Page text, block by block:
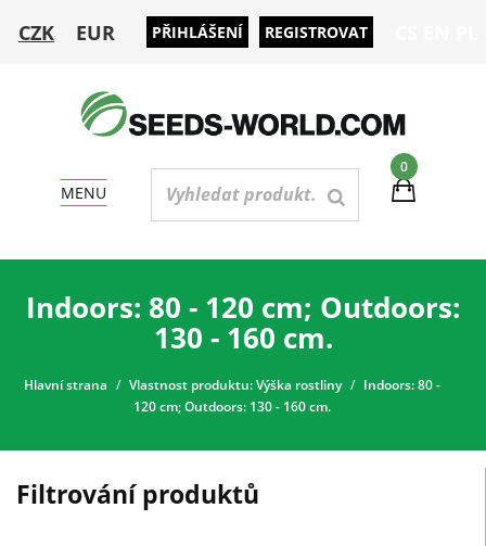
CZK EUR PŘIHLÁŠENÍ REGISTROVAT
0
MENU
Indoors: 80 - 120 cm; Outdoors:
130 - 160 cm.
Hlavní strana Vlastnost produktu: Výška rostliny
Indoors: 80 -
120 cm; Outdoors: 130 - 160 cm.
Filtrování produktů